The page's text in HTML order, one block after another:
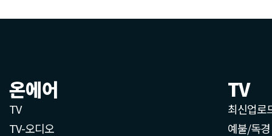
온에어
TV
TV-오디오
TV
최신업로
예불/독경